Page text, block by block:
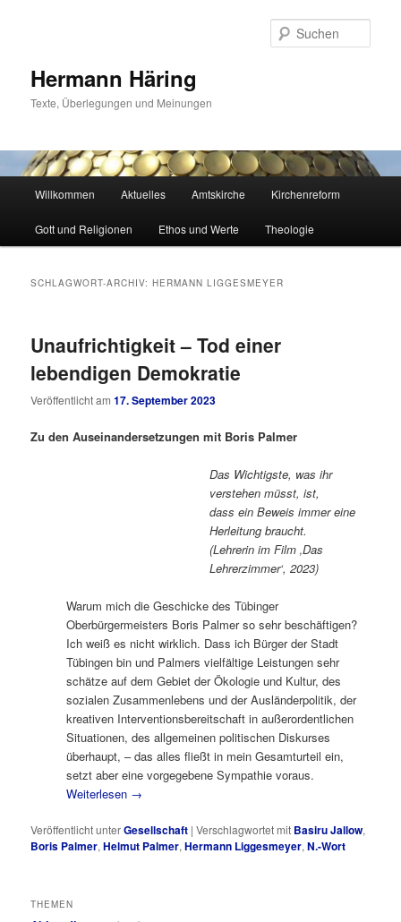
Hermann Häring
Texte, Überlegungen und Meinungen
Willkommen Aktuelles Amtskirche Kirchenreform
Gott und Religionen Ethos und Werte Theologie
SCHLAGWORT-ARCHIV:HERMANN LIGGESMEYER
Unaufrichtigkeit – Tod einer
lebendigen Demokratie
Veröffentlicht am17. September 2023
Zu den Auseinandersetzungen mit Boris Palmer
Das Wichtigste, was ihr
verstehen müsst, ist,
dass ein Beweis immer eine
Herleitung braucht.
(Lehrerin im Film ‚Das
Lehrerzimmer‘, 2023)
Warum mich die Geschicke des Tübinger
Oberbürgermeisters Boris Palmer so sehr beschäftigen?
Ich weiß es nicht wirklich. Dass ich Bürger der Stadt
Tübingen bin und Palmers vielfältige Leistungen sehr
schätze auf dem Gebiet der Ökologie und Kultur, des
sozialen Zusammenlebens und der Ausländerpolitik, der
kreativen Interventionsbereitschaft in außerordentlichen
Situationen, des allgemeinen politischen Diskurses
überhaupt, – das alles fließt in mein Gesamturteil ein,
setzt aber eine vorgegebene Sympathie voraus.
Weiterlesen →
Veröffentlicht unterGesellschaft |Verschlagwortet mit Basiru Jallow,
Boris Palmer,Helmut Palmer,Hermann Liggesmeyer,N.-Wort
THEMEN